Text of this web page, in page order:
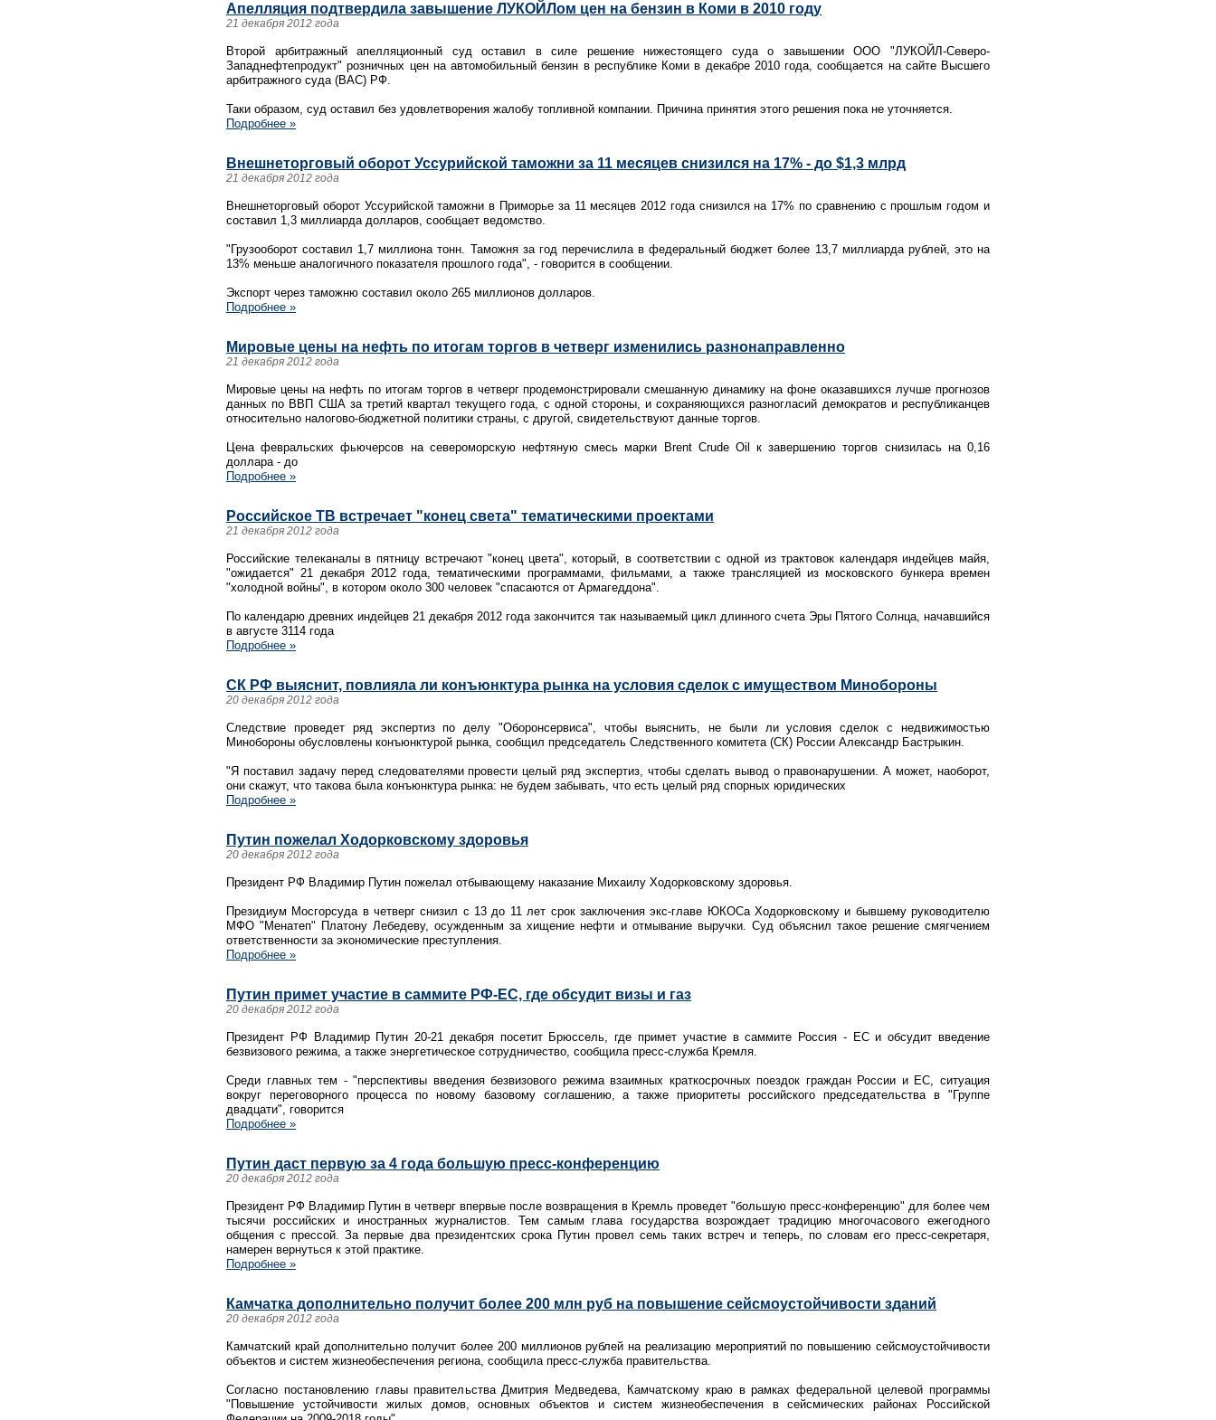
Апелляция подтвердила завышение ЛУКОЙЛом цен на бензин в Коми в 2010 году
21 декабря 2012 года
Второй арбитражный апелляционный суд оставил в силе решение нижестоящего суда о завышении ООО "ЛУКОЙЛ-Северо-
Западнефтепродукт" розничных цен на автомобильный бензин в республике Коми в декабре 2010 года, сообщается на сайте Высшего
арбитражного суда (ВАС) РФ.
Таки образом, суд оставил без удовлетворения жалобу топливной компании. Причина принятия этого решения пока не уточняется.
Подробнее »
Внешнеторговый оборот Уссурийской таможни за 11 месяцев снизился на 17% - до $1,3 млрд
21 декабря 2012 года
Внешнеторговый оборот Уссурийской таможни в Приморье за 11 месяцев 2012 года снизился на 17% по сравнению с прошлым годом и
составил 1,3 миллиарда долларов, сообщает ведомство.
"Грузооборот составил 1,7 миллиона тонн. Таможня за год перечислила в федеральный бюджет более 13,7 миллиарда рублей, это на
13% меньше аналогичного показателя прошлого года", - говорится в сообщении.
Экспорт через таможню составил около 265 миллионов долларов.
Подробнее »
Мировые цены на нефть по итогам торгов в четверг изменились разнонаправленно
21 декабря 2012 года
Мировые цены на нефть по итогам торгов в четверг продемонстрировали смешанную динамику на фоне оказавшихся лучше прогнозов
данных по ВВП США за третий квартал текущего года, с одной стороны, и сохраняющихся разногласий демократов и республиканцев
относительно налогово-бюджетной политики страны, с другой, свидетельствуют данные торгов.
Цена февральских фьючерсов на североморскую нефтяную смесь марки Brent Crude Oil к завершению торгов снизилась на 0,16
доллара - до
Подробнее »
Российское ТВ встречает "конец света" тематическими проектами
21 декабря 2012 года
Российские телеканалы в пятницу встречают "конец цвета", который, в соответствии с одной из трактовок календаря индейцев майя,
"ожидается" 21 декабря 2012 года, тематическими программами, фильмами, а также трансляцией из московского бункера времен
"холодной войны", в котором около 300 человек "спасаются от Армагеддона".
По календарю древних индейцев 21 декабря 2012 года закончится так называемый цикл длинного счета Эры Пятого Солнца, начавшийся
в августе 3114 года
Подробнее »
СК РФ выяснит, повлияла ли конъюнктура рынка на условия сделок с имуществом Минобороны
20 декабря 2012 года
Следствие проведет ряд экспертиз по делу "Оборонсервиса", чтобы выяснить, не были ли условия сделок с недвижимостью
Минобороны обусловлены конъюнктурой рынка, сообщил председатель Следственного комитета (СК) России Александр Бастрыкин.
"Я поставил задачу перед следователями провести целый ряд экспертиз, чтобы сделать вывод о правонарушении. А может, наоборот,
они скажут, что такова была конъюнктура рынка: не будем забывать, что есть целый ряд спорных юридических
Подробнее »
Путин пожелал Ходорковскому здоровья
20 декабря 2012 года
Президент РФ Владимир Путин пожелал отбывающему наказание Михаилу Ходорковскому здоровья.
Президиум Мосгорсуда в четверг снизил с 13 до 11 лет срок заключения экс-главе ЮКОСа Ходорковскому и бывшему руководителю
МФО "Менатеп" Платону Лебедеву, осужденным за хищение нефти и отмывание выручки. Суд объяснил такое решение смягчением
ответственности за экономические преступления.
Подробнее »
Путин примет участие в саммите РФ-ЕС, где обсудит визы и газ
20 декабря 2012 года
Президент РФ Владимир Путин 20-21 декабря посетит Брюссель, где примет участие в саммите Россия - ЕС и обсудит введение
безвизового режима, а также энергетическое сотрудничество, сообщила пресс-служба Кремля.
Среди главных тем - "перспективы введения безвизового режима взаимных краткосрочных поездок граждан России и ЕС, ситуация
вокруг переговорного процесса по новому базовому соглашению, а также приоритеты российского председательства в "Группе
двадцати", говорится
Подробнее »
Путин даст первую за 4 года большую пресс-конференцию
20 декабря 2012 года
Президент РФ Владимир Путин в четверг впервые после возвращения в Кремль проведет "большую пресс-конференцию" для более чем
тысячи российских и иностранных журналистов. Тем самым глава государства возрождает традицию многочасового ежегодного
общения с прессой. За первые два президентских срока Путин провел семь таких встреч и теперь, по словам его пресс-секретаря,
намерен вернуться к этой практике.
Подробнее »
Камчатка дополнительно получит более 200 млн руб на повышение сейсмоустойчивости зданий
20 декабря 2012 года
Камчатский край дополнительно получит более 200 миллионов рублей на реализацию мероприятий по повышению сейсмоустойчивости
объектов и систем жизнеобеспечения региона, сообщила пресс-служба правительства.
Согласно постановлению главы правительства Дмитрия Медведева, Камчатскому краю в рамках федеральной целевой программы
"Повышение устойчивости жилых домов, основных объектов и систем жизнеобеспечения в сейсмических районах Российской